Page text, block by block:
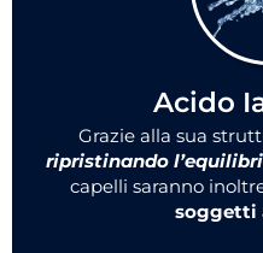
Acido
Grazie alla sua
ripristinando
capelli saranno
soggetti